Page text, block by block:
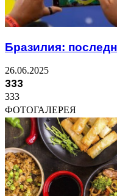
Бразилия:
26.06.2025
333
333
ФОТОГАЛЕРЕЯ